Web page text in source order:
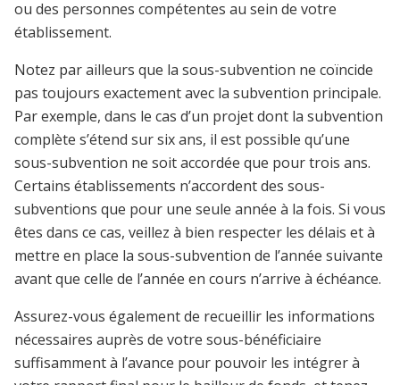
ou des personnes compétentes au sein de votre
établissement.
Notez par ailleurs que la sous-subvention ne coïncide
pas toujours exactement avec la subvention principale.
Par exemple, dans le cas d’un projet dont la subvention
complète s’étend sur six ans, il est possible qu’une
sous-subvention ne soit accordée que pour trois ans.
Certains établissements n’accordent des sous-
subventions que pour une seule année à la fois. Si vous
êtes dans ce cas, veillez à bien respecter les délais et à
mettre en place la sous-subvention de l’année suivante
avant que celle de l’année en cours n’arrive à échéance.
Assurez-vous également de recueillir les informations
nécessaires auprès de votre sous-bénéficiaire
suffisamment à l’avance pour pouvoir les intégrer à